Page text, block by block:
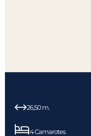
26,50 m.
4 Camarotes